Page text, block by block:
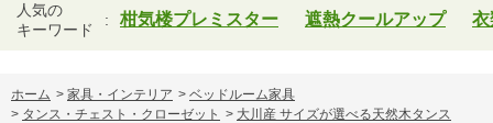
人気の
キーワード
柑気楼プレミスター 遮熱クールアップ 衣
ホーム > 家具・インテリア > ベッドルーム家具
> タンス・チェスト・クローゼット > 大川産 サイズが選べる天然木タンス